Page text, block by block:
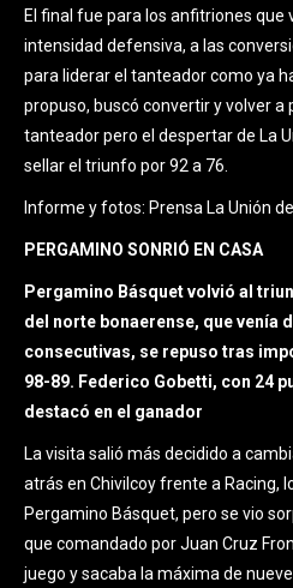
El final fue para los anfitriones que
intensidad defensiva, a las
para liderar el tanteador como ya
propuso, buscó convertir y volver a
tanteador pero el despertar de La
sellar el triunfo por 92 a 76.
Informe y fotos: Prensa La Unión
PERGAMINO SONRIÓ EN CASA
Pergamino Básquet volvió al
del norte bonaerense, que venía
consecutivas, se repuso tras
98-89. Federico Gobetti, con 24
destacó en el ganador
La visita salió más decidido a
atrás en Chivilcoy frente a Racing,
Pergamino Básquet, pero se vio
que comandado por Juan Cruz
juego y sacaba la máxima de